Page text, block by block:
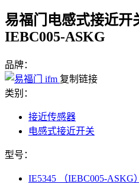
易福门电感式接近开
IEBC005-ASKG
品牌：
复制链接
类别：
接近传感器
电感式接近开关
型号：
IE5345 （IEBC005-ASKG）